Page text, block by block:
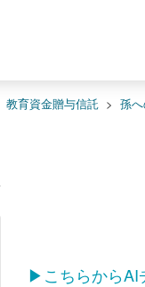
教育資金贈与信託 > 孫
▶こちらからAI